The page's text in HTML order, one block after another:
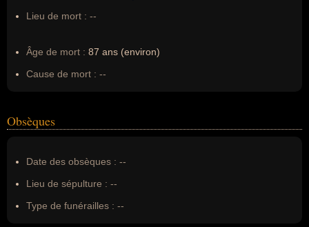
Lieu de mort : --
Âge de mort : 87 ans (environ)
Cause de mort : --
Obsèques
Date des obsèques : --
Lieu de sépulture : --
Type de funérailles : --